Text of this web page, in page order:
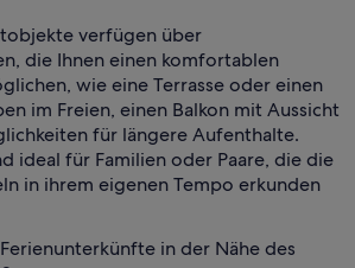
verfügen über
die Ihnen einen komfortablen
wie eine Terrasse oder einen
im Freien, einen Balkon mit Aussicht
für längere Aufenthalte.
ideal für Familien oder Paare, die die
in ihrem eigenen Tempo erkunden
in der Nähe des